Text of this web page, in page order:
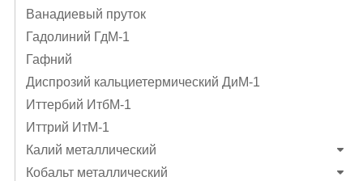
Ванадиевый пруток
Гадолиний ГдМ-1
Гафний
Диспрозий кальциетермический ДиМ-1
Иттербий ИтбМ-1
Иттрий ИтМ-1
Калий металлический
Кобальт металлический